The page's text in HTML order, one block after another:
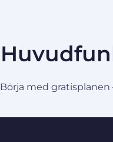
Börja med